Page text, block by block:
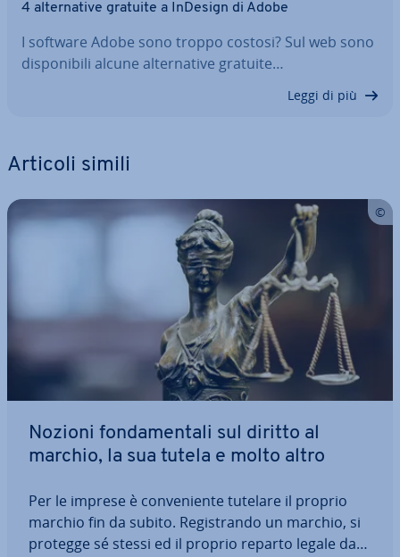
4 al­ter­na­ti­ve gratuite a InDesign di Adobe
I software Adobe sono troppo costosi? Sul web sono
di­spo­ni­bi­li alcune al­ter­na­ti­ve gratuite…
Leggi di più
Articoli simili
Nozioni fon­da­men­ta­li sul diritto al
marchio, la sua tutela e molto altro
Per le imprese è con­ve­nien­te tutelare il proprio
marchio fin da subito. Re­gi­stran­do un marchio, si
protegge sé stessi ed il proprio reparto legale da